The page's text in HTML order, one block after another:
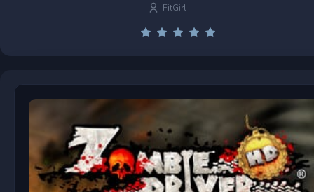
FitGirl